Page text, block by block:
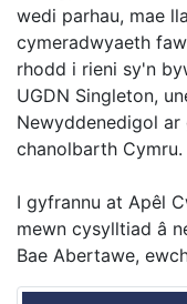
wedi parhau, mae
cymeradwyaeth
rhodd i rieni sy'n
UGDN Singleton,
Newyddenedigol
chanolbarth Cymru.
I gyfrannu at Apêl
mewn cysylltiad â
Bae Abertawe,